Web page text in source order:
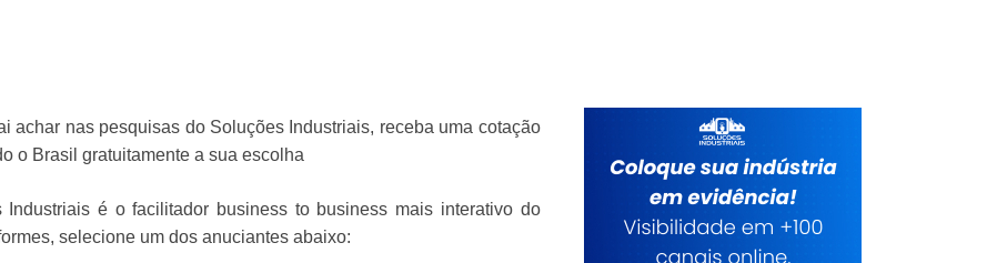
achar nas pesquisas do Soluções Industriais, receba uma cotação
o Brasil gratuitamente a sua escolha
é o facilitador business to business mais interativo do
selecione um dos anuciantes abaixo: